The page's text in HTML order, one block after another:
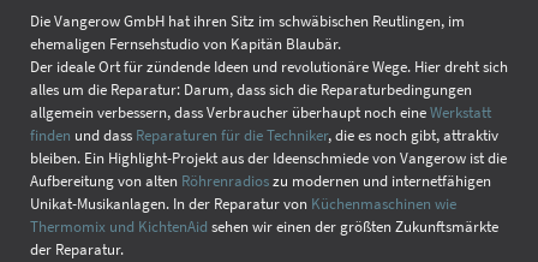
Die Vangerow GmbH hat ihren Sitz im schwäbischen Reutlingen, im
ehemaligen Fernsehstudio von Kapitän Blaubär.
Der ideale Ort für zündende Ideen und revolutionäre Wege. Hier dreht sich
alles um die Reparatur: Darum, dass sich die Reparaturbedingungen
allgemein verbessern, dass Verbraucher überhaupt noch eineWerkstatt
finden und dass Reparaturen für die Techniker, die es noch gibt, attraktiv
bleiben. Ein Highlight-Projekt aus der Ideenschmiede von Vangerow ist die
Aufbereitung von alten Röhrenradioszu modernen und internetfähigen
Unikat-Musikanlagen. In der Reparatur von Küchenmaschinen wie
Thermomix und KichtenAid sehen wir einen der größten Zukunftsmärkte
der Reparatur.